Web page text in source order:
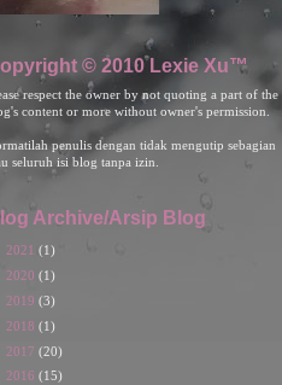
© 2010 Lexie Xu™
respect the owner by not quoting a part of the
content or more without owner's permission.
penulis dengan tidak mengutip sebagian
seluruh isi blog tanpa izin.
Archive/Arsip Blog
2021 (1)
2020 (1)
2019 (3)
2018 (1)
2017 (20)
2016 (15)